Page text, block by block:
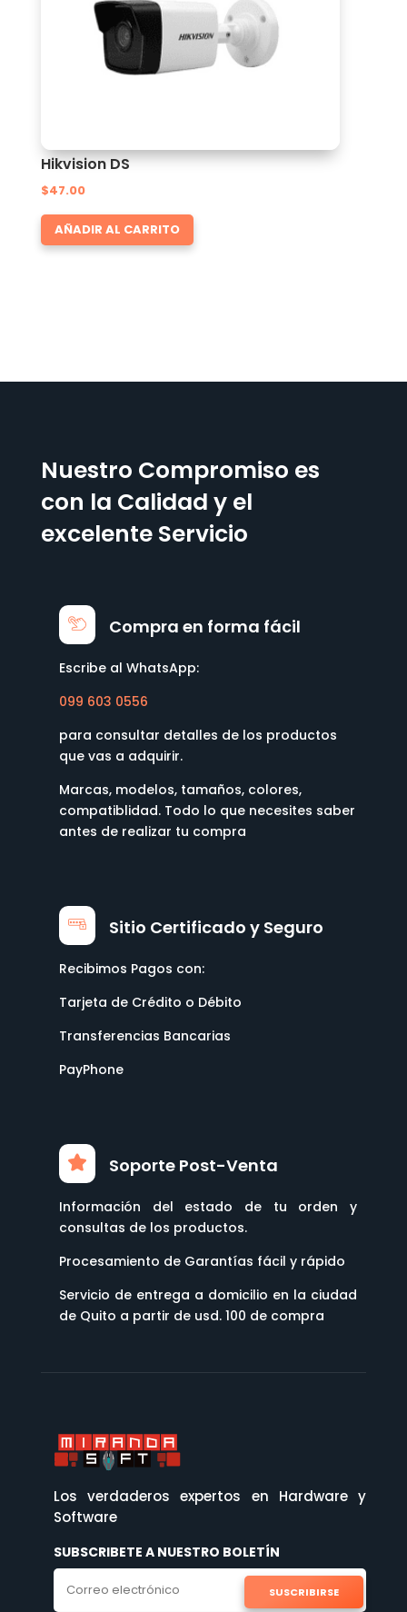
Hikvision DS
$47.00
AÑADIR AL CARRITO
Nuestro Compromiso es
con la Calidad y el
excelente Servicio
Compra en forma fácil
Escribe al WhatsApp:
099 603 0556
para consultar detalles de los productos
que vas a adquirir.
Marcas, modelos, tamaños, colores,
compatiblidad. Todo lo que necesites saber
antes de realizar tu compra
Sitio Certificado y Seguro
Recibimos Pagos con:
Tarjeta de Crédito o Débito
Transferencias Bancarias
PayPhone
Soporte Post-Venta
Información del estado de tu orden y
consultas de los productos.
Procesamiento de Garantías fácil y rápido
Servicio de entrega a domicilio en la ciudad
de Quito a partir de usd. 100 de compra
Los verdaderos expertos en Hardware y
Software
SUBSCRIBETE A NUESTRO BOLETÍN
SUSCRIBIRSE